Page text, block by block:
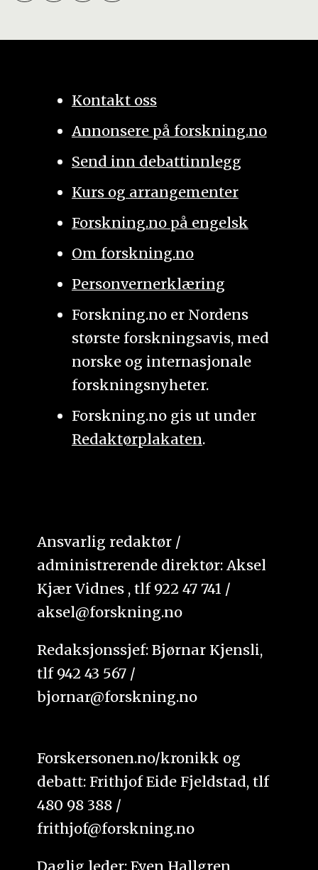
Kontakt oss
Annonsere på forskning.no
Send inn debattinnlegg
Kurs og arrangementer
Forskning.no på engelsk
Om forskning.no
Personvernerklæring
Forskning.no er Nordens
største forskningsavis, med
norske og internasjonale
forskningsnyheter.
Forskning.no gis ut under
Redaktørplakaten.
Ansvarlig redaktør /
administrerende direktør: Aksel
Kjær Vidnes , tlf 922 47 741 /
aksel@forskning.no
Redaksjonssjef: Bjørnar Kjensli,
tlf 942 43 567 /
bjornar@forskning.no
Forskersonen.no/kronikk og
debatt: Frithjof Eide Fjeldstad, tlf
480 98 388 /
frithjof@forskning.no
Daglig leder: Even Hallgren